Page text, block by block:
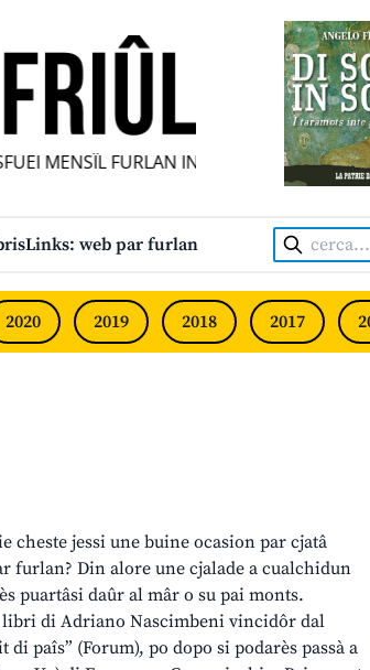
MENSÎL FURLAN INDIPENDENT •
Links: web par furlan Cerca:
2020 2019 2018 2017
cheste jessi une buine ocasion par cjatâ
furlan? Din alore une cjalade a cualchidun
puartâsi daûr al mâr o su pai monts.
libri di Adriano Nascimbeni vincidôr dal
paîs” (Forum), po dopo si podarès passà a